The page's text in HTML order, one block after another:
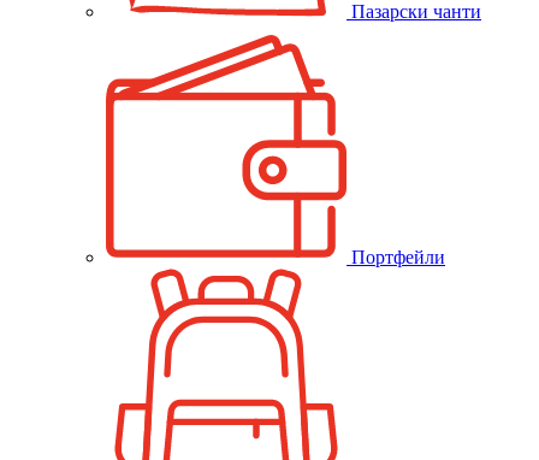
Пазарски чанти
Портфейли